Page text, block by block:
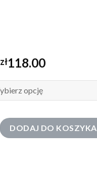
zł118.00
DODAJ DO KOSZYKA